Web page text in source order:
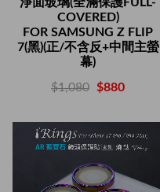
COVERED)
FOR SAMSUNG Z FLIP
7(黑)(正/不含反+中間主螢
幕)
$1,080 $880